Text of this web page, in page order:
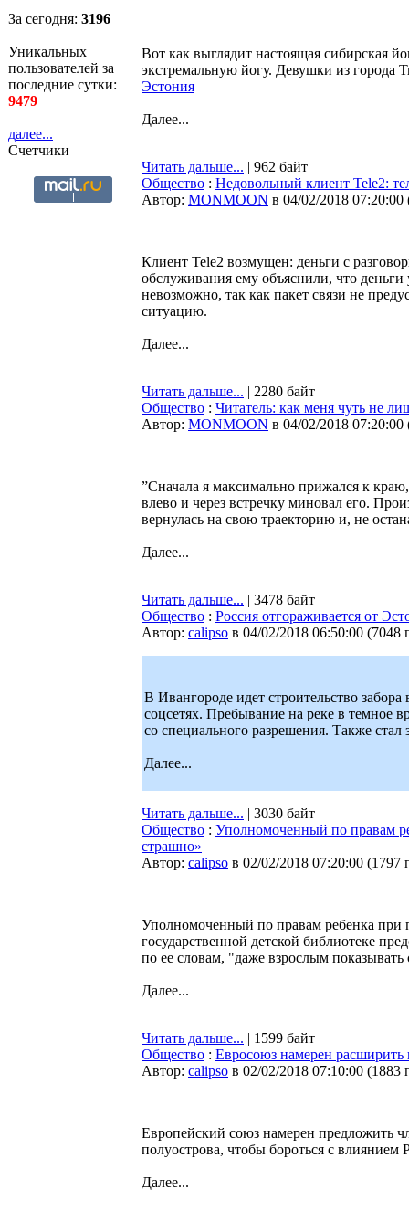
За сегодня: 3196
Уникальных
пользователей за
последние сутки:
9479
далее...
Счетчики
Вот как выглядит настоящая сибирская
экстремальную йогу. Девушки из
Эстония
Далее...
Читать дальше... | 962 байт
Общество : Недовольный клиент Tele2:
Автор: MONMOON в 04/02/2018 07:20:00
Клиент Tele2 возмущен: деньги с
обслуживания ему объяснили, что
невозможно, так как пакет связи не
ситуацию.
Далее...
Читать дальше... | 2280 байт
Общество : Читатель: как меня чуть не
Автор: MONMOON в 04/02/2018 07:20:00
”Сначала я максимально прижался к
влево и через встречку миновал его.
вернулась на свою траекторию и, не
Далее...
Читать дальше... | 3478 байт
Общество : Россия отгораживается от
Автор: calipso в 04/02/2018 06:50:00 (7048
В Ивангороде идет строительство
соцсетях. Пребывание на реке в темное
со специального разрешения. Также
Далее...
Читать дальше... | 3030 байт
Общество : Уполномоченный по правам
страшно»
Автор: calipso в 02/02/2018 07:20:00 (1797
Уполномоченный по правам ребенка при
государственной детской библиотеке
по ее словам, "даже взрослым
Далее...
Читать дальше... | 1599 байт
Общество : Евросоюз намерен расширить
Автор: calipso в 02/02/2018 07:10:00 (1883
Европейский союз намерен предложить
полуострова, чтобы бороться с
Далее...